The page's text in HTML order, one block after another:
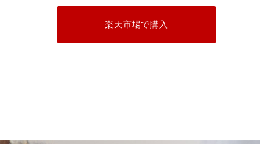
楽天市場で購入